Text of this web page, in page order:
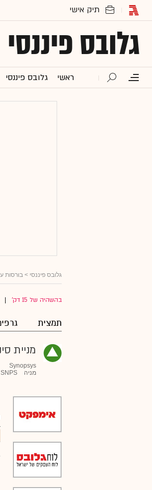
גלובס פיננסי
ראשי גלובס פיננסי
גלובס פיננסי > בורסות
בהשהיה של 15 דק'
תמצית
מניית
Synopsys
מניה
SNPS